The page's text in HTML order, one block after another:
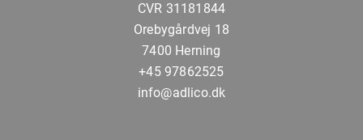
CVR 31181844
Orebygårdvej 18
7400 Herning
+45 97862525
info@adlico.dk